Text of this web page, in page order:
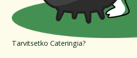
Tarvitsetko Cateringia?